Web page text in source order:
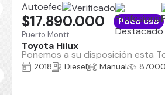
Autoefec
Puerto Montt
Toyota Hilux
Ponemos a su disposición esta
$17.890.000 Poco uso
2018 Diesel Manual